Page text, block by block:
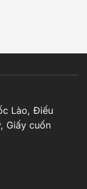
Lào, Điếu
Giấy cuốn